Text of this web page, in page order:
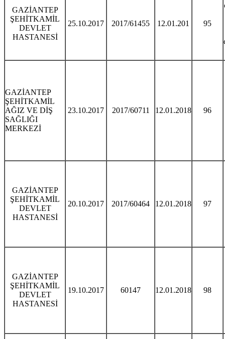
GAZİANTEP
ŞEHİTKAMİL
DEVLET
HASTANESİ
25.10.2017 2017/61455 12.01.201 95
GAZİANTEP
ŞEHİTKAMİL
AĞIZ VE DİŞ
SAĞLIĞI
MERKEZİ
23.10.2017 2017/60711 12.01.2018 96
GAZİANTEP
ŞEHİTKAMİL
DEVLET
HASTANESİ
20.10.2017 2017/60464 12.01.2018 97
GAZİANTEP
ŞEHİTKAMİL
DEVLET
HASTANESİ
19.10.2017 60147 12.01.2018
98